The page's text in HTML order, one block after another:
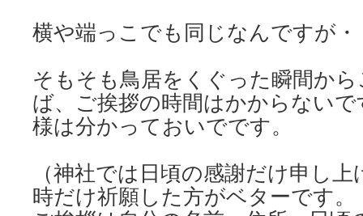
横や端っこでも同じなんですが・
そもそも鳥居をくぐった瞬間か
ば、ご挨拶の時間はかからない
様は分かっておいでです。
（神社では日頃の感謝だけ申し
時だけ祈願した方がベターです。